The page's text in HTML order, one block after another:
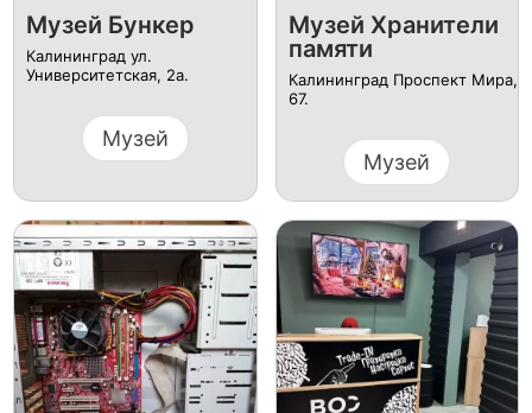
Музей Бункер
Калининград ул.
Университетская, 2а.
Музей
Музей Хранители
памяти
Калининград ​Проспект Мира,
67.
Музей